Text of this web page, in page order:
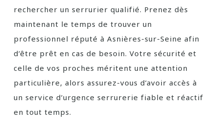
rechercher un serrurier qualifié. Prenez dès
maintenant le temps de trouver un
professionnel réputé à Asnières-sur-Seine afin
d’être prêt en cas de besoin. Votre sécurité et
celle de vos proches méritent une attention
particulière, alors assurez-vous d’avoir accès à
un service d’urgence serrurerie fiable et réactif
en tout temps.